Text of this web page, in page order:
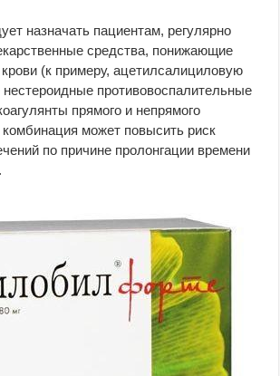
назначать пациентам, регулярно
средства, понижающие
(к примеру, ацетилсалициловую
нестероидные противовоспалительные
прямого и непрямого
комбинация может повысить риск
по причине пролонгации времени